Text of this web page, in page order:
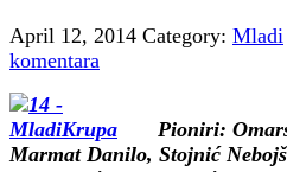
April 12, 2014 Category: Mladi
komentara
Pioniri:
Marmat Danilo, Stojnić